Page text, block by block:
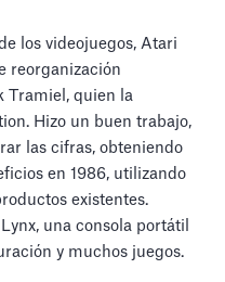
los videojuegos, Atari
reorganización
Tramiel, quien la
Hizo un buen trabajo,
las cifras, obteniendo
en 1986, utilizando
existentes.
una consola portátil
y muchos juegos.